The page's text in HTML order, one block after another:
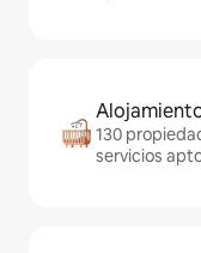
130
servicios